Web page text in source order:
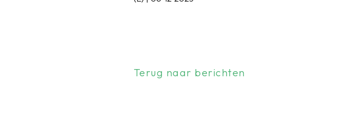
Terug naar berichten